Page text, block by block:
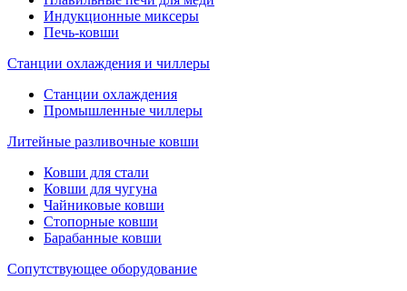
Индукционные миксеры
Печь-ковши
Станции охлаждения и чиллеры
Станции охлаждения
Промышленные чиллеры
Литейные разливочные ковши
Ковши для стали
Ковши для чугуна
Чайниковые ковши
Стопорные ковши
Барабанные ковши
Сопутствующее оборудование